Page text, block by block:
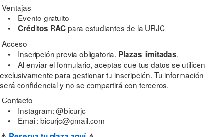
Ventajas
• Evento gratuito
• Créditos RACpara estudiantes de la URJC
Acceso
• Inscripción previa obligatoria. Plazas limitadas.
• Al enviar el formulario, aceptas que tus datos se utilicen
exclusivamente para gestionar tu inscripción. Tu información
será confidencial y no se compartirá con terceros.
Contacto
• Instagram: @bicurjc
• Email: bicurjc@gmail.com